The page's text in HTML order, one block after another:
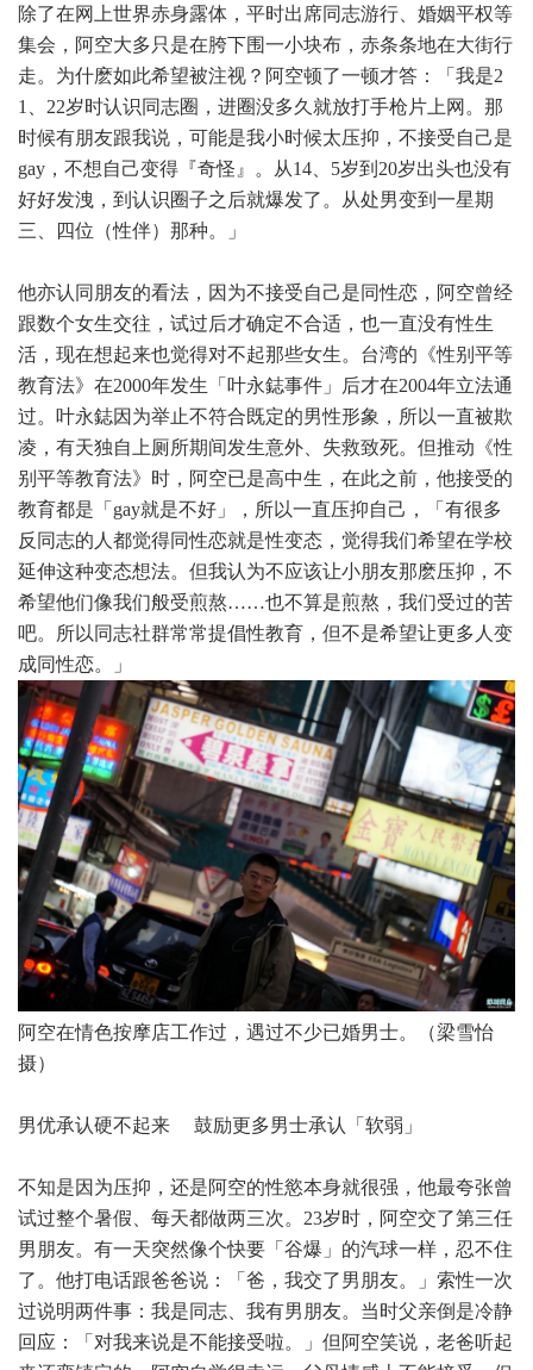
除了在网上世界赤身露体，平时出席同志游行、婚姻平权等
集会，阿空大多只是在胯下围一小块布，赤条条地在大街行
走。为什麽如此希望被注视？阿空顿了一顿才答：「我是2
1、22岁时认识同志圈，进圈没多久就放打手枪片上网。那
时候有朋友跟我说，可能是我小时候太压抑，不接受自己是
gay，不想自己变得『奇怪』。从14、5岁到20岁出头也没有
好好发洩，到认识圈子之后就爆发了。从处男变到一星期
三、四位（性伴）那种。」
他亦认同朋友的看法，因为不接受自己是同性恋，阿空曾经
跟数个女生交往，试过后才确定不合适，也一直没有性生
活，现在想起来也觉得对不起那些女生。台湾的《性别平等
教育法》在2000年发生「叶永鋕事件」后才在2004年立法通
过。叶永鋕因为举止不符合既定的男性形象，所以一直被欺
凌，有天独自上厕所期间发生意外、失救致死。但推动《性
别平等教育法》时，阿空已是高中生，在此之前，他接受的
教育都是「gay就是不好」，所以一直压抑自己，「有很多
反同志的人都觉得同性恋就是性变态，觉得我们希望在学校
延伸这种变态想法。但我认为不应该让小朋友那麽压抑，不
希望他们像我们般受煎熬……也不算是煎熬，我们受过的苦
吧。所以同志社群常常提倡性教育，但不是希望让更多人变
成同性恋。」
阿空在情色按摩店工作过，遇过不少已婚男士。（梁雪怡
摄）
男优承认硬不起来 鼓励更多男士承认「软弱」
不知是因为压抑，还是阿空的性慾本身就很强，他最夸张曾
试过整个暑假、每天都做两三次。23岁时，阿空交了第三任
男朋友。有一天突然像个快要「谷爆」的汽球一样，忍不住
了。他打电话跟爸爸说：「爸，我交了男朋友。」索性一次
过说明两件事：我是同志、我有男朋友。当时父亲倒是冷静
回应：「对我来说是不能接受啦。」但阿空笑说，老爸听起